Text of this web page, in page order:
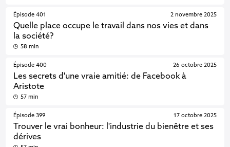
Épisode 401
Quelle place occupe le travail dans nos vies et dans
la société?
2 novembre 2025
58 min
Épisode 400
Les secrets d'une vraie amitié: de Facebook à
Aristote
26 octobre 2025
57 min
Épisode 399
Trouver le vrai bonheur: l'industrie du bienêtre et ses
dérives
17 octobre 2025